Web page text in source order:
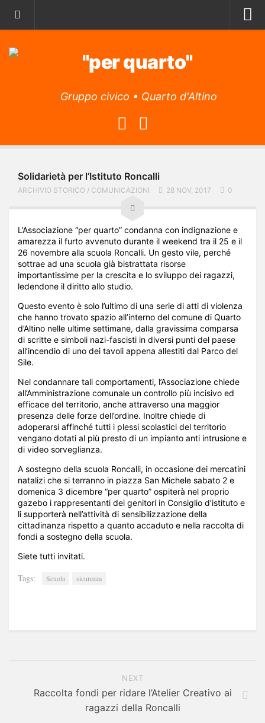
Il Programma
Attività
Contatti
Gruppo civico • Quarto d'Altino
Solidarietà per l’Istituto Roncalli
ARCHIVIO STORICO / COMUNICAZIONI 28 NOV, 2017 0
L’Associazione “per quarto” condanna con indignazione e
amarezza il furto avvenuto durante il weekend tra il 25 e il
26 novembre alla scuola Roncalli. Un gesto vile, perché
sottrae ad una scuola già bistrattata risorse
importantissime per la crescita e lo sviluppo dei ragazzi,
ledendone il diritto allo studio.
Questo evento è solo l’ultimo di una serie di atti di violenza
che hanno trovato spazio all’interno del comune di Quarto
d’Altino nelle ultime settimane, dalla gravissima comparsa
di scritte e simboli nazi-fascisti in diversi punti del paese
all’incendio di uno dei tavoli appena allestiti dal Parco del
Sile.
Nel condannare tali comportamenti, l’Associazione chiede
all’Amministrazione comunale un controllo più incisivo ed
efficace del territorio, anche attraverso una maggior
presenza delle forze dell’ordine. Inoltre chiede di
adoperarsi affinché tutti i plessi scolastici del territorio
vengano dotati al più presto di un impianto anti intrusione e
di video sorveglianza.
A sostegno della scuola Roncalli, in occasione dei mercatini
natalizi che si terranno in piazza San Michele sabato 2 e
domenica 3 dicembre “per quarto” ospiterà nel proprio
gazebo i rappresentanti dei genitori in Consiglio d’istituto e
li supporterà nell’attività di sensibilizzazione della
cittadinanza rispetto a quanto accaduto e nella raccolta di
fondi a sostegno della scuola.
Siete tutti invitati.
Tags: Scuola sicurezza
NEXT
Raccolta fondi per ridare l’Atelier Creativo ai
ragazzi della Roncalli